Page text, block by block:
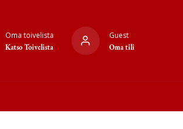
Oma toivelista
Katso Toivelista
Guest
Oma tili